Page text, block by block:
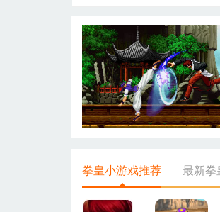
拳皇小游戏推荐 最新拳